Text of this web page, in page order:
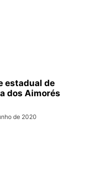
estadual de
dos Aimorés
de 2020